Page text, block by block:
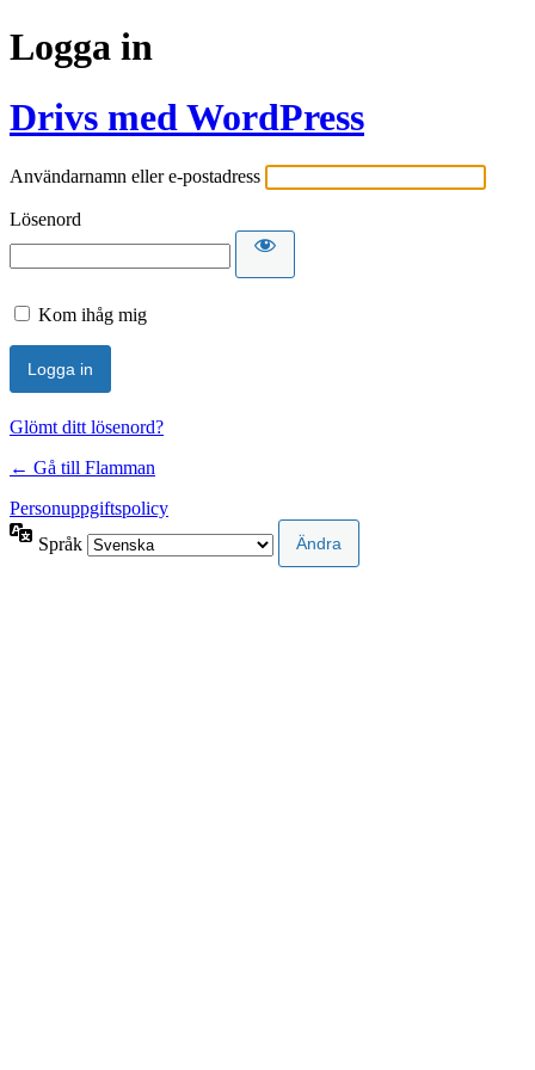
Logga in
Drivs med WordPress
Användarnamn eller e-postadress
Lösenord
Kom ihåg mig
Glömt ditt lösenord?
← Gå till Flamman
Personuppgiftspolicy
Språk